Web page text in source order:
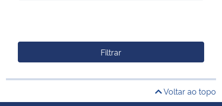
Filtrar
Voltar ao topo